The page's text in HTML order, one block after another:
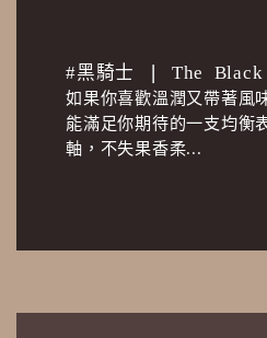
#黑騎士 ❘ The
如果你喜歡溫潤又帶著風
能滿足你期待的一支均衡
軸，不失果香柔...